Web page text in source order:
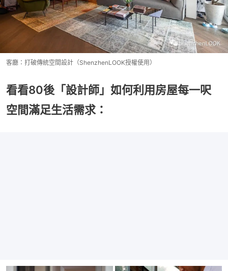
客廳：打破傳統空間設計（ShenzhenLOOK授權使用）
看看80後「設計師」如何利用房屋每一呎
空間滿足生活需求：